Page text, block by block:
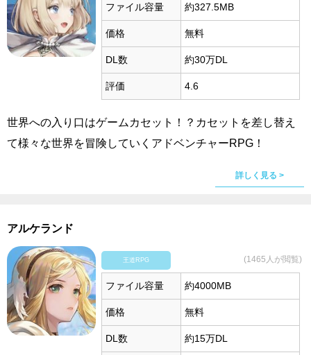
ファイル容量 約327.5MB
価格 無料
DL数 約30万DL
評価 4.6
世界への入り口はゲームカセット！？カセットを差し替え
て様々な世界を冒険していくアドベンチャーRPG！
詳しく見る >
アルケランド
王道RPG (1465人が閲覧)
ファイル容量 約4000MB
価格 無料
DL数 約15万DL